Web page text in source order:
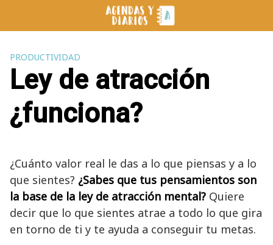
PRODUCTIVIDAD
Ley de atracción
¿funciona?
¿Cuánto valor real le das a lo que piensas y a lo
que sientes? ¿Sabes que tus pensamientos son
la base de la ley de atracción mental? Quiere
decir que lo que sientes atrae a todo lo que gira
en torno de ti y te ayuda a conseguir tu metas.